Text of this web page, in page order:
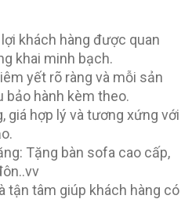
khách hàng được quan
khai minh bạch.
yết rõ ràng và mỗi sản
bảo hành kèm theo.
giá hợp lý và tương xứng với
Tặng bàn sofa cao cấp,
tận tâm giúp khách hàng có